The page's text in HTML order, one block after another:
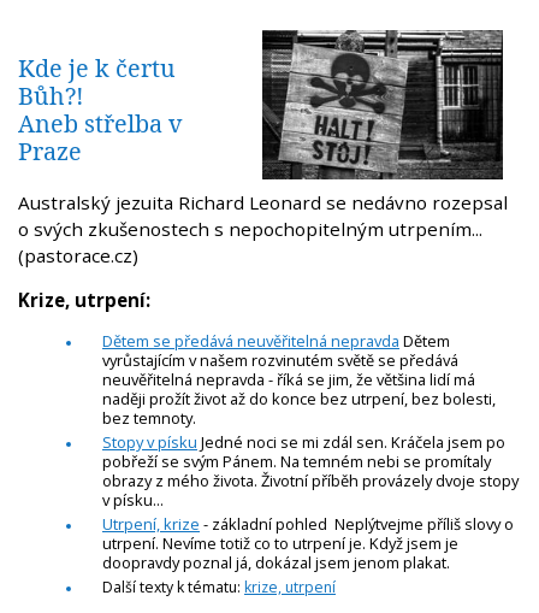
Kde je k čertu
Bůh?!
Aneb střelba v
Praze
Australský jezuita Richard Leonard se nedávno rozepsal
o svých zkušenostech s nepochopitelným utrpením...
(pastorace.cz)
Krize, utrpení:
Dětem se předává neuvěřitelná nepravda Dětem
vyrůstajícím v našem rozvinutém světě se předává
neuvěřitelná nepravda - říká se jim, že většina lidí má
naději prožít život až do konce bez utrpení, bez bolesti,
bez temnoty.
Stopy v písku Jedné noci se mi zdál sen. Kráčela jsem po
pobřeží se svým Pánem. Na temném nebi se promítaly
obrazy z mého života. Životní příběh provázely dvoje stopy
v písku...
Utrpení, krize - základní pohled Neplýtvejme příliš slovy o
utrpení. Nevíme totiž co to utrpení je. Když jsem je
doopravdy poznal já, dokázal jsem jenom plakat.
Další texty k tématu: krize, utrpení